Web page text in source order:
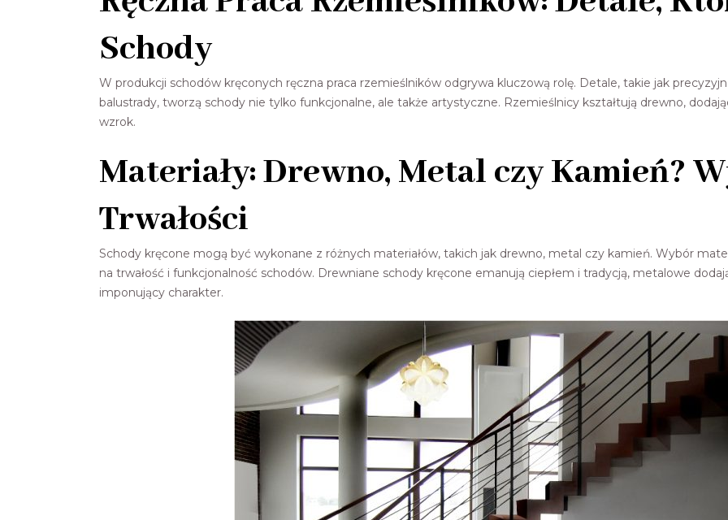
Schody
W produkcji schodów kręconych ręczna praca rzemieślników odgrywa kluczową rolę. Detale, takie jak
balustrady, tworzą schody nie tylko funkcjonalne, ale także artystyczne. Rzemieślnicy kształtują drewno,
wzrok.
Materiały: Drewno, Metal czy Kamień?
Trwałości
Schody kręcone mogą być wykonane z różnych materiałów, takich jak drewno, metal czy kamień. Wybór
na trwałość i funkcjonalność schodów. Drewniane schody kręcone emanują ciepłem i tradycją, metalowe
imponujący charakter.